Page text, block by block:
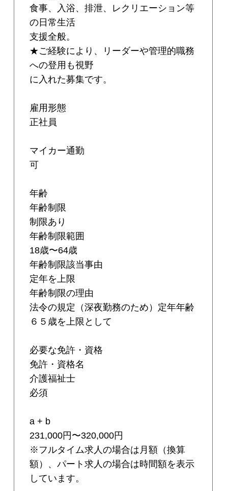
食事、入浴、排泄、レクリエーション等
の日常生活
支援全般。
★ご経験により、リーダーや管理的職務
への登用も視野
に入れた募集です。
雇用形態
正社員
マイカー通勤
可
年齢
年齢制限
制限あり
年齢制限範囲
18歳〜64歳
年齢制限該当事由
定年を上限
年齢制限の理由
法令の規定（深夜勤務のため）定年年齢
６５歳を上限として
必要な免許・資格
免許・資格名
介護福祉士
必須
a + b
231,000円〜320,000円
※フルタイム求人の場合は月額（換算
額）、パート求人の場合は時間額を表示
しています。